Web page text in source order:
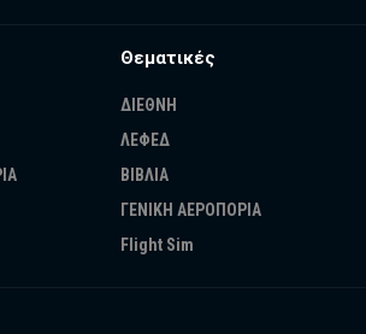
Θεματικές
ΔΙΕΘΝΗ
ΛΕΦΕΔ
ΒΙΒΛΙΑ
ΓΕΝΙΚΗ ΑΕΡΟΠΟΡΙΑ
Flight Sim